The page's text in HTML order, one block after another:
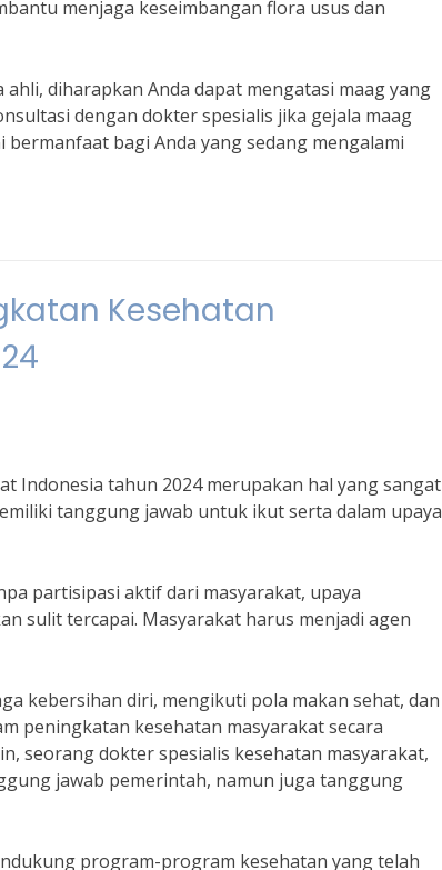
menjaga keseimbangan flora usus dan
diharapkan Anda dapat mengatasi maag yang
dengan dokter spesialis jika gejala maag
bagi Anda yang sedang mengalami
Kesehatan
Indonesia tahun 2024 merupakan hal yang sangat
tanggung jawab untuk ikut serta dalam upaya
partisipasi aktif dari masyarakat, upaya
sulit tercapai. Masyarakat harus menjadi agen
kebersihan diri, mengikuti pola makan sehat, dan
peningkatan kesehatan masyarakat secara
seorang dokter spesialis kesehatan masyarakat,
jawab pemerintah, namun juga tanggung
program-program kesehatan yang telah